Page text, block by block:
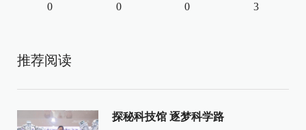
0 0 0 3
推荐阅读
探秘科技馆 逐梦科学路